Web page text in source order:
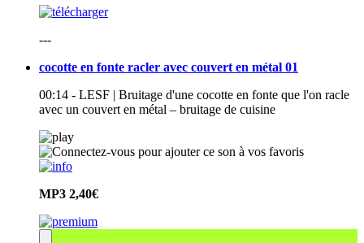
---
cocotte en fonte racler avec couvert en métal 01
00:14 - LESF | Bruitage d'une cocotte en fonte que l'on racle
avec un couvert en métal – bruitage de cuisine
MP3 2,40€